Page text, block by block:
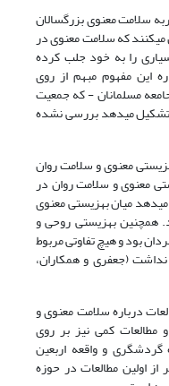
سلامت معنوی بزرگسالان
میکنند که سلامت معنوی در
را به خود جلب کرده
این مفهوم مبهم از روی
مسلمانان - که جمعیت
تشکیل میدهد بررسی نشده
معنوی و سلامت روان
معنوی و سلامت روان در
میان بهزیستی معنوی
همچنین بهزیستی روحی و
بود و هیچ تفاوتی مربوط
نداشت(جعفری و همکاران،
درباره سلامت معنوی و
کمی نیز بر روی
و واقعه اربعین
از اولین مطالعات در حوزه